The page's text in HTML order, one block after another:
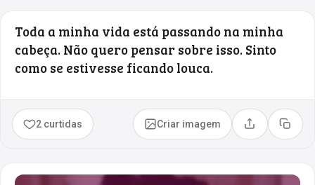
Toda a minha vida está passando na minha
cabeça. Não quero pensar sobre isso. Sinto
como se estivesse ficando louca.
2 curtidas Criar imagem Compartilhar
Copiar